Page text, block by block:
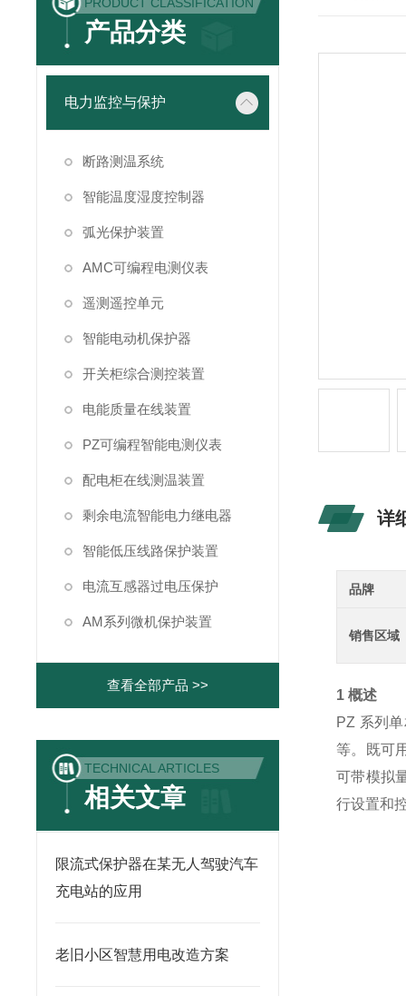
产品分类
电力监控与保护
断路测温系统
智能温度湿度控制器
弧光保护装置
AMC可编程电测仪表
遥测遥控单元
智能电动机保护器
开关柜综合测控装置
电能质量在线装置
PZ可编程智能电测仪表
配电柜在线测温装置
剩余电流智能电力继电器
智能低压线路保护装置
电流互感器过电压保护
AM系列微机保护装置
查看全部产品 >>
TECHNICAL ARTICLES
相关文章
限流式保护器在某无人驾驶汽车
充电站的应用
老旧小区智慧用电改造方案
详
品牌
销售区域
1 概述
PZ 系列
等。既可
可带模拟
行设置和